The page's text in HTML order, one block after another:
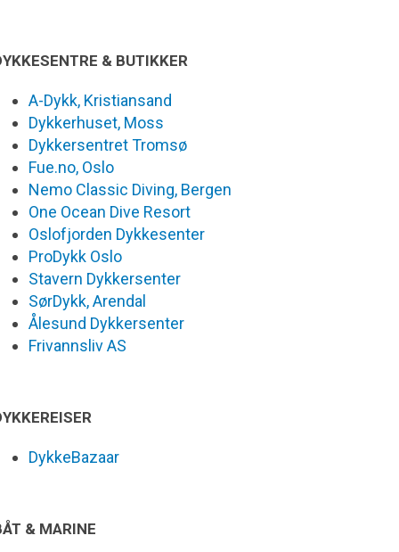
& BUTIKKER
A-Dykk, Kristiansand
Dykkerhuset, Moss
Dykkersentret Tromsø
Fue.no, Oslo
Nemo Classic Diving, Bergen
One Ocean Dive Resort
Oslofjorden Dykkesenter
ProDykk Oslo
Stavern Dykkersenter
SørDykk, Arendal
Ålesund Dykkersenter
Frivannsliv AS
DykkeBazaar
& MARINE